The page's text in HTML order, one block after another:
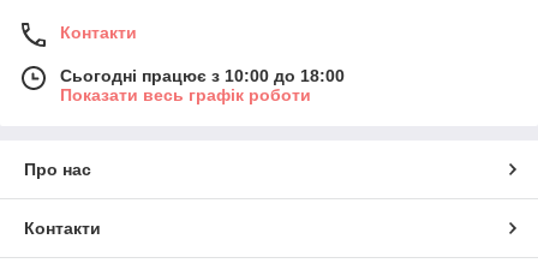
Контакти
Сьогодні працює з 10:00 до 18:00
Показати весь графік роботи
Про нас
Контакти